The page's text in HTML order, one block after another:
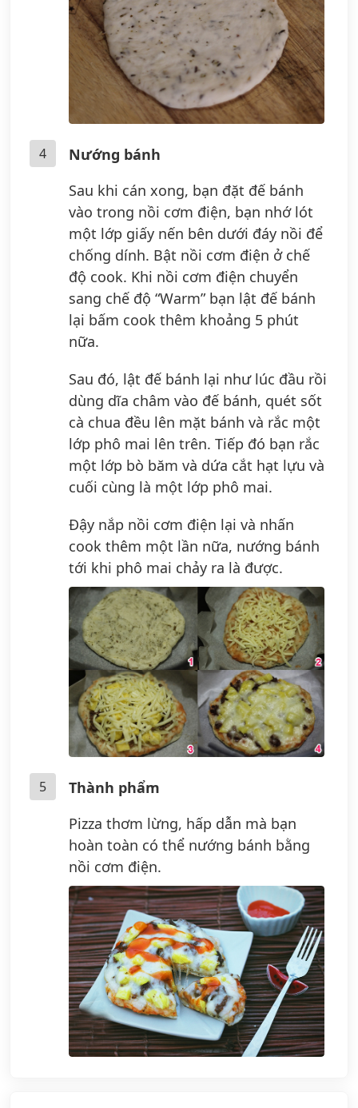
4
Nướng bánh
Sau khi cán xong, bạn đặt đế bánh
vào trong nồi cơm điện, bạn nhớ lót
một lớp giấy nến bên dưới đáy nồi để
chống dính. Bật nồi cơm điện ở chế
độ cook. Khi nồi cơm điện chuyển
sang chế độ “Warm” bạn lật đế bánh
lại bấm cook thêm khoảng 5 phút
nữa.
Sau đó, lật đế bánh lại như lúc đầu rồi
dùng dĩa châm vào đế bánh, quét sốt
cà chua đều lên mặt bánh và rắc một
lớp phô mai lên trên. Tiếp đó bạn rắc
một lớp bò băm và dứa cắt hạt lựu và
cuối cùng là một lớp phô mai.
Đậy nắp nồi cơm điện lại và nhấn
cook thêm một lần nữa, nướng bánh
tới khi phô mai chảy ra là được.
5
Thành phẩm
Pizza thơm lừng, hấp dẫn mà bạn
hoàn toàn có thể nướng bánh bằng
nồi cơm điện.